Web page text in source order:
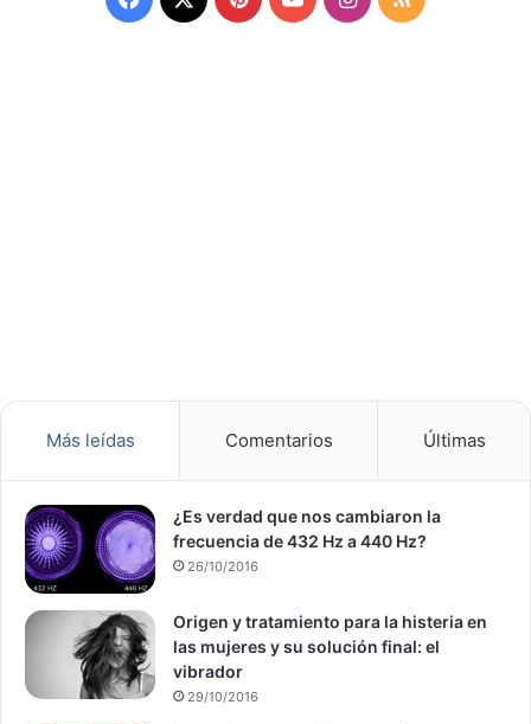
Más leídas Comentarios Últimas
¿Es verdad que nos cambiaron la
frecuencia de 432 Hz a 440 Hz?
26/10/2016
Origen y tratamiento para la histeria en
las mujeres y su solución final: el
vibrador
29/10/2016